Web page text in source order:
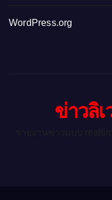
WordPress.org
ข่าวลิ